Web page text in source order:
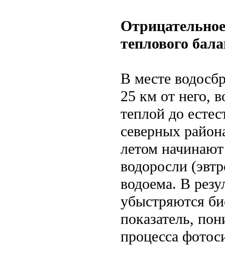
теплового
В месте
25 км от него,
теплой до
северных
летом
водоросли
водоема. В
убыстряются
показатель,
процесса